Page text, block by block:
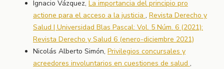
Ignacio Vázquez, La importancia del principio pro
actione para el acceso a la justicia , Revista Derecho y
Salud | Universidad Blas Pascal: Vol. 5 Núm. 6 (2021):
Revista Derecho y Salud 6 (enero-diciembre 2021)
Nicolás Alberto Simón, Privilegios concursales y
acreedores involuntarios en cuestiones de salud ,